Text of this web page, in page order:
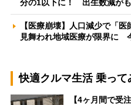
分の1以下に！ 出生数減が
【医療崩壊】人口減少で「
見舞われ地域医療が限界に
快適クルマ生活 乗って
【4ヶ月間で受